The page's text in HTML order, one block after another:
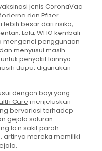
jenis CoronaVac
dan Pfizer
lebih besar dari risiko,
Lalu, WHO kembali
mengenai penggunaan
menyusui masih
untuk penyakit lainnya
dapat digunakan
dengan bayi yang
Care menjelaskan
bervariasi terhadap
gejala saluran
lain sakit parah.
artinya mereka memiliki